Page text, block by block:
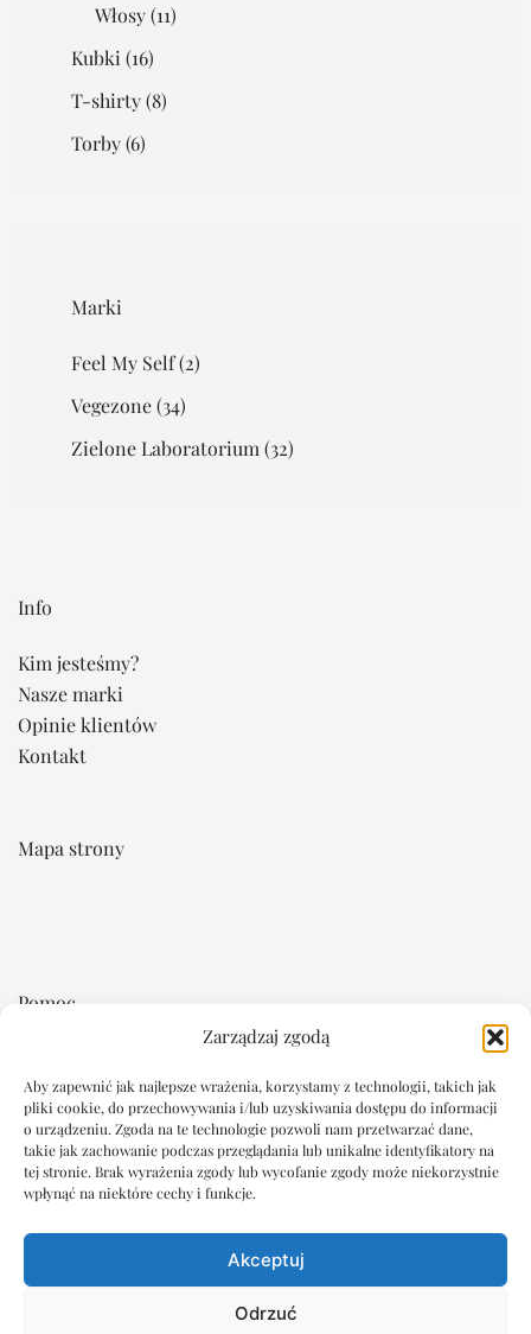
Zarządzaj zgodą
Aby zapewnić jak najlepsze wrażenia, korzystamy z technologii, takich jak
pliki cookie, do przechowywania i/lub uzyskiwania dostępu do informacji
o urządzeniu. Zgoda na te technologie pozwoli nam przetwarzać dane,
takie jak zachowanie podczas przeglądania lub unikalne identyfikatory na
tej stronie. Brak wyrażenia zgody lub wycofanie zgody może niekorzystnie
wpłynąć na niektóre cechy i funkcje.
Akceptuj
Odrzuć
Włosy(11)
Kubki (16)
T-shirty(8)
Torby(6)
Marki
Feel My Self(2)
Vegezone(34)
Zielone Laboratorium (32)
Info
Kim jesteśmy?
Nasze marki
Opinie klientów
Kontakt
Mapa strony
Pomoc
Płatność i dostawa
Reklamacje i zwroty
Dokumenty
Oświadczenie o ochronie prywatności
Wyłączenie odpowiedzialności